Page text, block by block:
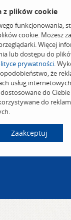
z plików cookie
funkcjonowania,
cookie. Możesz
Więcej
lub dostępu do
prywatności.
że
usług
do
do
Zaakceptuj